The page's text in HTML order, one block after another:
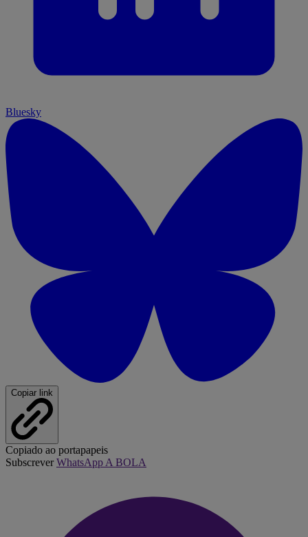
Bluesky
Copiar link
Copiado ao portapapeis
SubscreverWhatsApp A BOLA